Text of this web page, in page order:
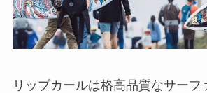
リップカールは格高品質なサーフ